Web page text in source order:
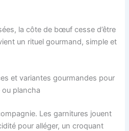
la côte de bœuf cesse d’être
un rituel gourmand, simple et
et variantes gourmandes pour
plancha
Les garnitures jouent
pour alléger, un croquant